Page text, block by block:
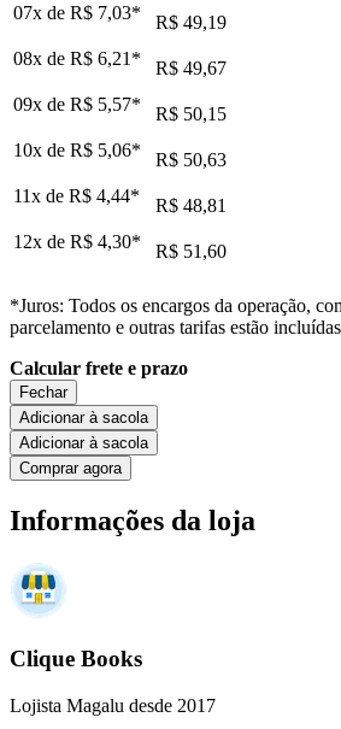
07x de R$ 7,03*
R$ 49,19
08x de R$ 6,21 *
R$ 49,67
09x de R$ 5,57*
R$ 50,15
10x de R$ 5,06*
R$ 50,63
11x de R$ 4,44*
R$ 48,81
12x de R$ 4,30* R$ 51,60
*Juros: Todos os encargos da operação,
parcelamento e outras tarifas estão
Calcular frete e prazo
Fechar
Adicionar à sacola
Adicionar à sacola
Comprar agora
Informações da loja
Clique Books
Lojista Magalu desde 2017